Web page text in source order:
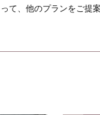
て、他のプランをご提